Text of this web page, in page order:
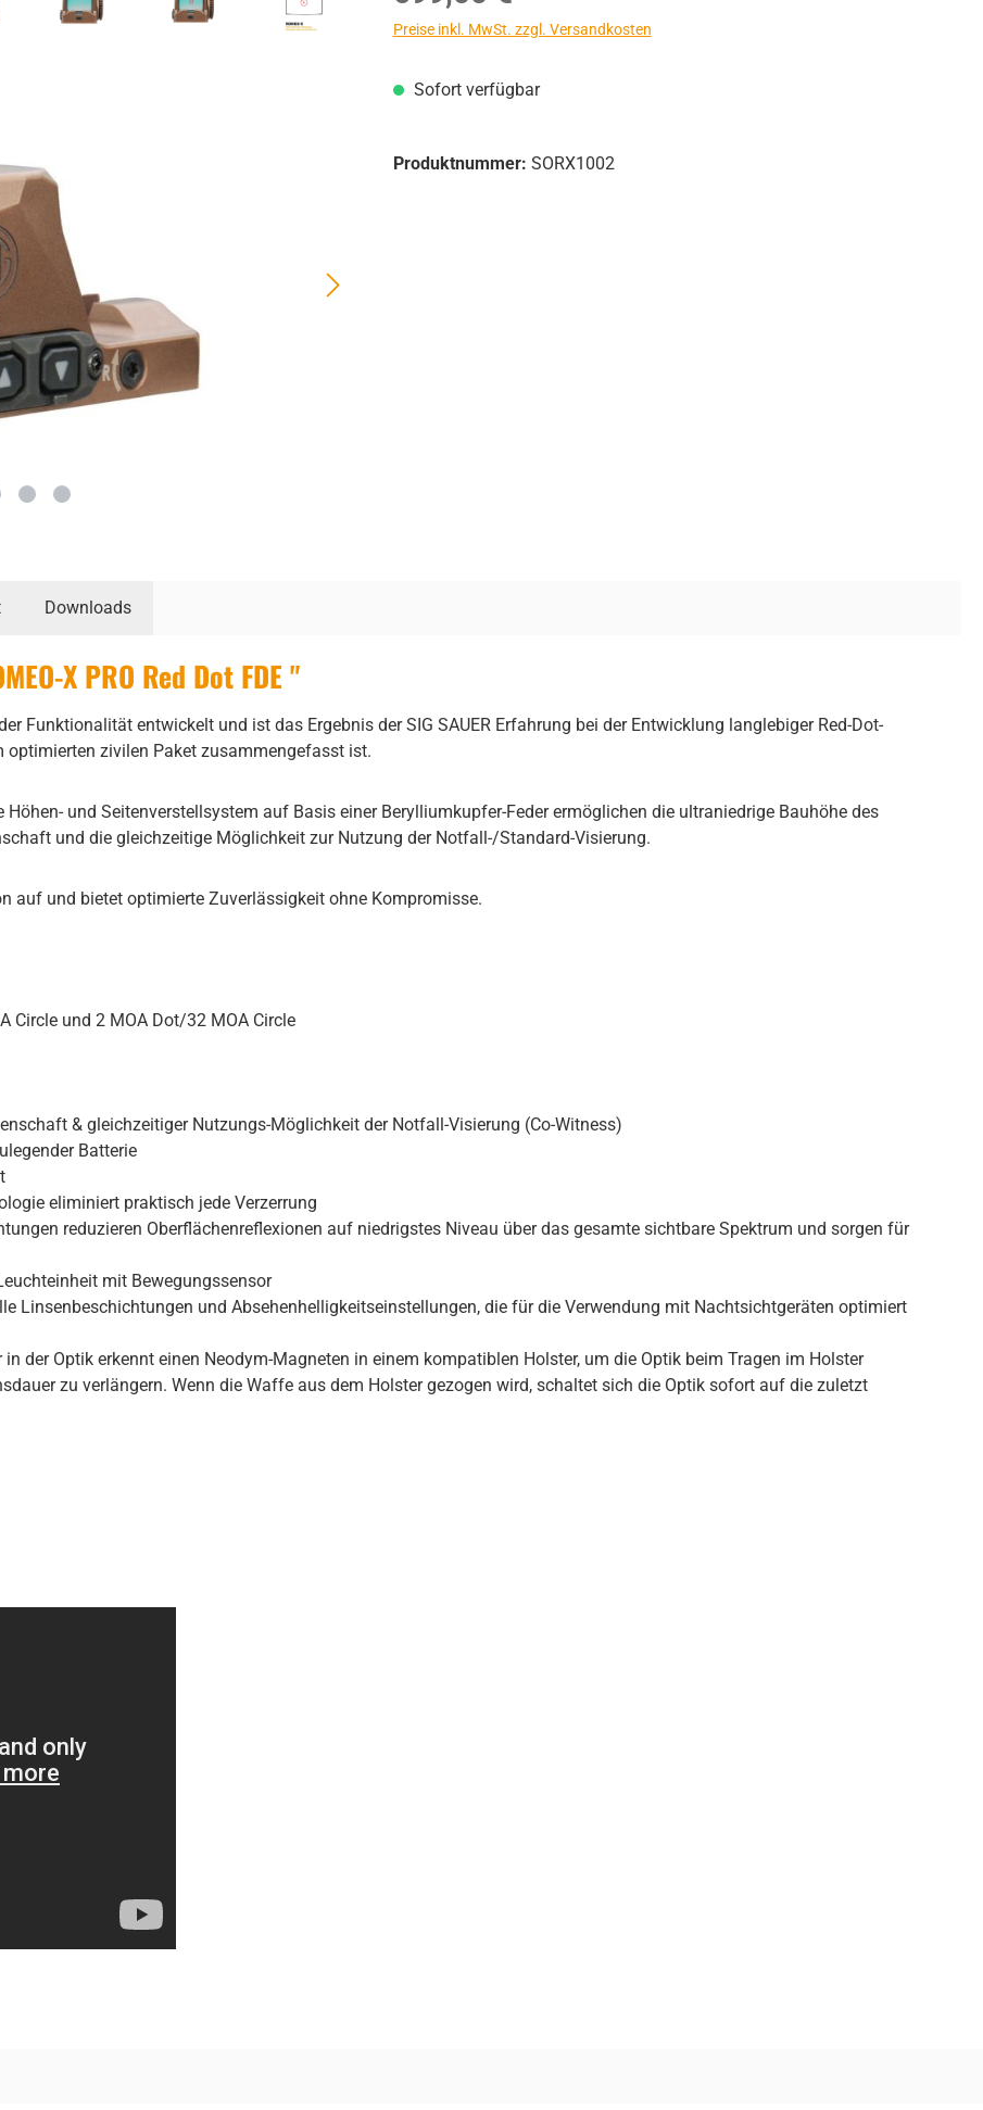
Preise inkl. MwSt. zzgl. Versandkosten
Sofort verfügbar
Produktnummer: SORX1002
Downloads
X PRO Red Dot FDE "
Funktionalität entwickelt und ist das Ergebnis der SIG SAUER Erfahrung bei der Entwicklung langlebiger Red-Dot-
zivilen Paket zusammengefasst ist.
und Seitenverstellsystem auf Basis einer Berylliumkupfer-Feder ermöglichen die ultraniedrige Bauhöhe des
und die gleichzeitige Möglichkeit zur Nutzung der Notfall-/Standard-Visierung.
auf und bietet optimierte Zuverlässigkeit ohne Kompromisse.
Circle und 2 MOA Dot/32 MOA Circle
& gleichzeitiger Nutzungs-Möglichkeit der Notfall-Visierung (Co-Witness)
Batterie
eliminiert praktisch jede Verzerrung
reduzieren Oberflächenreflexionen auf niedrigstes Niveau über das gesamte sichtbare Spektrum und sorgen für
mit Bewegungssensor
Linsenbeschichtungen und Absehenhelligkeitseinstellungen, die für die Verwendung mit Nachtsichtgeräten optimiert
der Optik erkennt einen Neodym-Magneten in einem kompatiblen Holster, um die Optik beim Tragen im Holster
zu verlängern. Wenn die Waffe aus dem Holster gezogen wird, schaltet sich die Optik sofort auf die zuletzt